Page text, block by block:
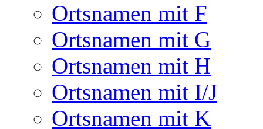
Ortsnamen mit F
Ortsnamen mit G
Ortsnamen mit H
Ortsnamen mit I/J
Ortsnamen mit K